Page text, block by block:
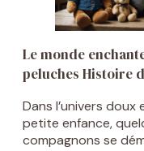
Le monde
peluches Histoire
Dans l’univers
petite enfance,
compagnons se